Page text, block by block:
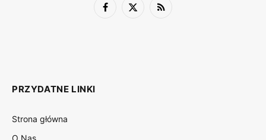
Facebook
X
RSS
PRZYDATNE LINKI
Strona główna